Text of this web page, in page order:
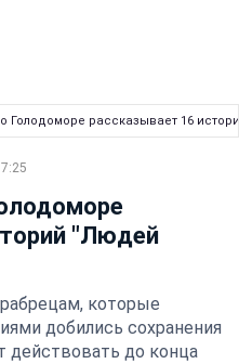
Голодоморе рассказывает 16
"Людей
которые
добились сохранения
действовать до конца